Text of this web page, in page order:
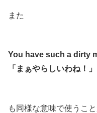
また
You have such a dirty
「まぁやらしいわね！」
も同様な意味で使うこ